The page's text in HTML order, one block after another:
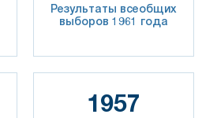
Результаты всеобщих
выборов 1961 года
1957